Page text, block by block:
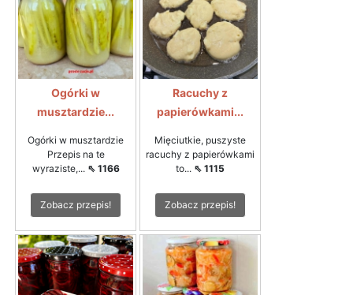
Ogórki w
musztardzie...
Ogórki w musztardzie
Przepis na te
wyraziste,... ⇖ 1166
Zobacz przepis!
Racuchy z
papierówkami...
Mięciutkie, puszyste
racuchy z papierówkami
to... ⇖ 1115
Zobacz przepis!